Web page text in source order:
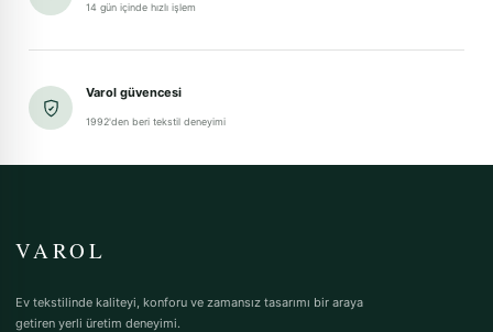
14 gün içinde hızlı işlem
Varol güvencesi
1992'den beri tekstil deneyimi
VAROL
Ev tekstilinde kaliteyi, konforu ve zamansız tasarımı bir araya
getiren yerli üretim deneyimi.